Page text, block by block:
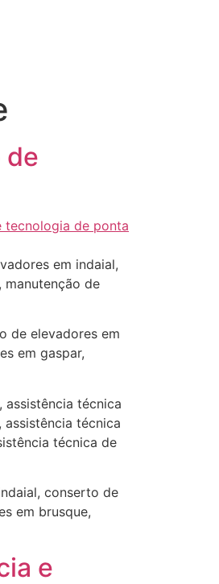
de
em indaial,
manutenção de
de elevadores em
em gaspar,
assistência técnica
técnica
técnica de
conserto de
em brusque,
e